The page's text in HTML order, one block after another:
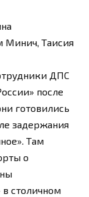
Минич, Таисия
ДПС
после
готовились
задержания
Там
о
столичном